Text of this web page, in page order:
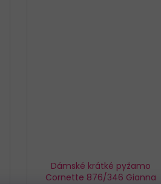
Dámské krátké pyžamo
Cornette 876/346 Gianna